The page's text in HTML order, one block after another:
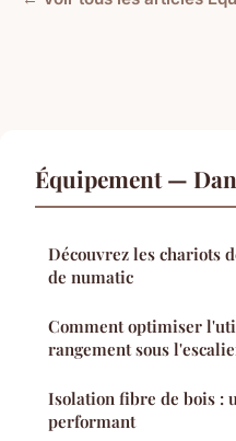
Équipement —
Découvrez les chariots
de numatic
Comment optimiser
rangement sous
Isolation fibre de bois :
performant